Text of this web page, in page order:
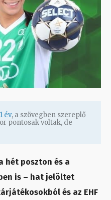
1 év, a szövegben szereplő
pontosak voltak, de
hét poszton és a
is – hat jelöltet
és az EHF